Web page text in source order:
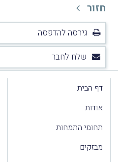
חזור
גירסה להדפסה
שלח לחבר
דף הבית
אודות
תחומי התמחות
מבזקים